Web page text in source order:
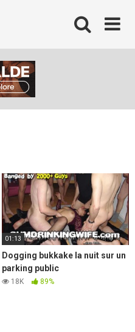
01:13
Dogging bukkake la nuit sur un
parking public
18K 89%